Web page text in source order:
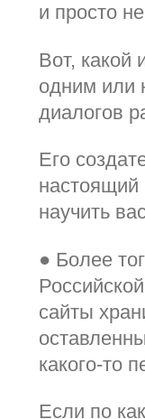
и просто
Вот,
одним или
диалогов
Его
настоящий
научить
● Более
сайты
какого-то
Если по